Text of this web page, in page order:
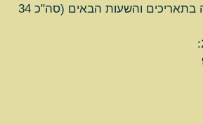
הסדנאות תתקיימנה בתאריכים והשעות הבאים (סה"כ 34